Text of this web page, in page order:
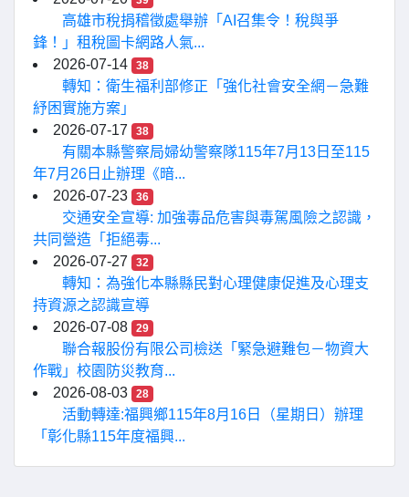
高雄市稅捐稽徵處舉辦「AI召集令！稅與爭
鋒！」租稅圖卡網路人氣...
2026-07-14
38
轉知：衛生福利部修正「強化社會安全網－急難
紓困實施方案」
2026-07-17
38
有關本縣警察局婦幼警察隊115年7月13日至115
年7月26日止辦理《暗...
2026-07-23
36
交通安全宣導: 加強毒品危害與毒駕風險之認識，
共同營造「拒絕毒...
2026-07-27
32
轉知：為強化本縣縣民對心理健康促進及心理支
持資源之認識宣導
2026-07-08
29
聯合報股份有限公司檢送「緊急避難包－物資大
作戰」校園防災教育...
2026-08-03
28
活動轉達:福興鄉115年8月16日（星期日）辦理
「彰化縣115年度福興...